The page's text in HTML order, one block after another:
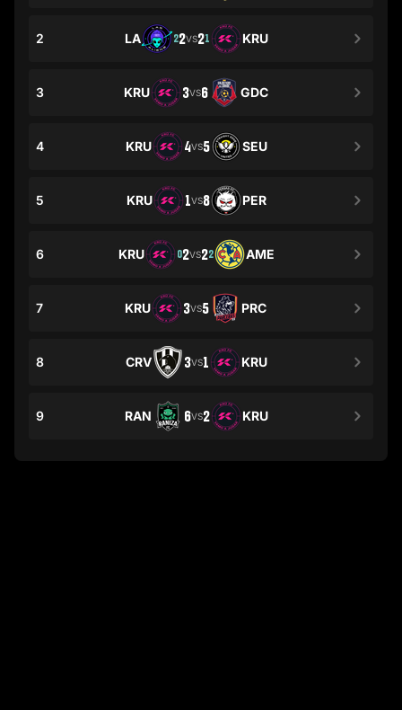
2 LA 22VS21 KRU
3 KRU 3VS6 GDC
4 KRU 4VS5 SEU
5 KRU 1VS8 PER
6 KRU 02VS22 AME
7 KRU 3VS5 PRC
8 CRV 3VS1 KRU
9 RAN 6VS2 KRU